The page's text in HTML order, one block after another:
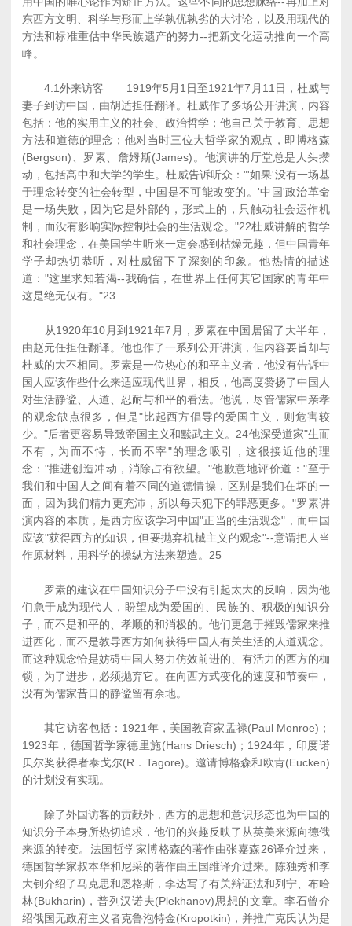
东西方文明、科学与形而上学孰优孰劣的大讨论，以及用现代的
方法和标准重估中华民族遗产的努力--把新文化运动推向一个高
峰。
4.1外来访客 1919年5月1日至1921年7月11日，杜威与
妻子到访中国，由胡适担任翻译。杜威作了多场公开讲演，内容
包括：他的实用主义的社会、政治哲学；他自己关于教育、思想
方法和道德的理念；他对当时三位大哲学家的观点，即博格森
(Bergson)、罗素、詹姆斯(James)。他演讲的厅堂总是人头攒
动，包括高中和大学的学生。杜威告诉听众："'如果'没有一场基
于理念转变的社会转型，中国是不可能改变的。'中国'政治革命
是一场失败，因为它是外部的，形式上的，只触动社会运作机
制，而没有影响实际控制社会的生活观念。"22杜威讲解的哲学
和社会理念，在美国学生听来一定会感到枯燥无趣，但中国青年
学子却热切恭听，对杜威留下了深刻的印象。他热情的描述
道："这里求知若渴--我确信，在世界上任何其它国家的青年中
这是绝无仅有。"23
从1920年10月到1921年7月，罗素在中国居留了大半年，
由赵元任担任翻译。他也作了一系列公开讲演，但内容要旨却与
杜威的大不相同。罗素是一位热心的和平主义者，他没有告诉中
国人应该作些什么来适应现代世界，相反，他高度赞扬了中国人
对生活静谧、人道、忍耐与和平的看法。他说，尽管儒家中亲孝
的观念缺点很多，但是"比起西方倡导的爱国主义，则危害较
少。"后者更容易导致帝国主义和黩武主义。24他深受道家"生而
不有，为而不恃，长而不宰"的理念吸引，这很接近他的理
念："推进创造冲动，消除占有欲望。"他歉意地评价道："至于
我们和中国人之间有着不同的道德情操，区别是我们在坏的一
面，因为我们精力更充沛，所以每天犯下的罪恶更多。"罗素讲
演内容的本质，是西方应该学习中国"正当的生活观念"，而中国
应该"获得西方的知识，但要抛弃机械主义的观念"--意谓把人当
作原材料，用科学的操纵方法来塑造。25
罗素的建议在中国知识分子中没有引起太大的反响，因为他
们急于成为现代人，盼望成为爱国的、民族的、积极的知识分
子，而不是和平的、孝顺的和消极的。他们更急于摧毁儒家来推
进西化，而不是教导西方如何获得中国人有关生活的人道观念。
而这种观念恰是妨碍中国人努力仿效前进的、有活力的西方的枷
锁，为了进步，必须抛弃它。在向西方式变化的速度和节奏中，
没有为儒家昔日的静谧留有余地。
其它访客包括：1921年，美国教育家盂禄(Paul Monroe)；
1923年，德国哲学家德里施(Hans Driesch)；1924年，印度诺
贝尔奖获得者泰戈尔(R．Tagore)。邀请博格森和欧肯(Eucken)
的计划没有实现。
除了外国访客的贡献外，西方的思想和意识形态也为中国的
知识分子本身所热切追求，他们的兴趣反映了从英美来源向德俄
来源的转变。法国哲学家博格森的著作由张嘉森26译介过来，
德国哲学家叔本华和尼采的著作由王国维译介过来。陈独秀和李
大钊介绍了马克思和恩格斯，李达写了有关辩证法和列宁、布哈
林(Bukharin)，普列汉诺夫(Plekhanov)思想的文章。李石曾介
绍俄国无政府主义者克鲁泡特金(Kropotkin)，并推广克氏认为是